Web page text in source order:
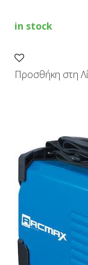
in stock
Προσθήκη στη